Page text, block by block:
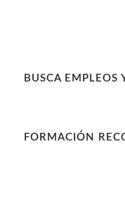
BUSCA EMPLEOS
FORMACIÓN